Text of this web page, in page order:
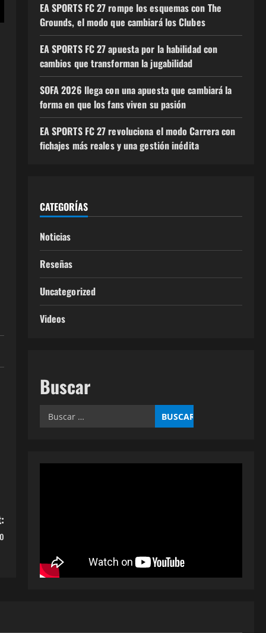
EA SPORTS FC 27 rompe los esquemas con The
Grounds, el modo que cambiará los Clubes
EA SPORTS FC 27 apuesta por la habilidad con
cambios que transforman la jugabilidad
SOFA 2026 llega con una apuesta que cambiará la
forma en que los fans viven su pasión
EA SPORTS FC 27 revoluciona el modo Carrera con
fichajes más reales y una gestión inédita
CATEGORÍAS
Noticias
Reseñas
Uncategorized
Videos
Buscar
Buscar: